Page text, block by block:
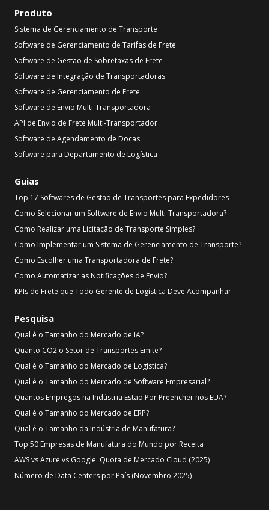
Produto
Sistema de Gerenciamento de Transporte
Software de Gerenciamento de Tarifas de Frete
Software de Gestão de Sobretaxas de Frete
Software de Integração de Transportadoras
Software de Gerenciamento de Frete
Software de Envio Multi-Transportadora
API de Envio de Frete Multi-Transportador
Software de Agendamento de Docas
Software para Departamento de Logística
Guias
Top 17 Softwares de Gestão de Transportes para Expedidores
Como Selecionar um Software de Envio Multi-Transportadora?
Como Realizar uma Licitação de Transporte Simples?
Como Implementar um Sistema de Gerenciamento de Transporte?
Como Escolher uma Transportadora de Frete?
Como Automatizar as Notificações de Envio?
KPIs de Frete que Todo Gerente de Logística Deve Acompanhar
Pesquisa
Qual é o Tamanho do Mercado de IA?
Quanto CO2 o Setor de Transportes Emite?
Qual é o Tamanho do Mercado de Logística?
Qual é o Tamanho do Mercado de Software Empresarial?
Quantos Empregos na Indústria Estão Por Preencher nos EUA?
Qual é o Tamanho do Mercado de ERP?
Qual é o Tamanho da Indústria de Manufatura?
Top 50 Empresas de Manufatura do Mundo por Receita
AWS vs Azure vs Google: Quota de Mercado Cloud (2025)
Número de Data Centers por País (Novembro 2025)